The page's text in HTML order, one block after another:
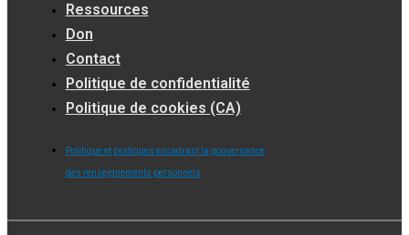
Ressources
Don
Contact
Politique de confidentialité
Politique de cookies (CA)
Politique et pratiques encadrant la gouvernance
des renseignements personnels